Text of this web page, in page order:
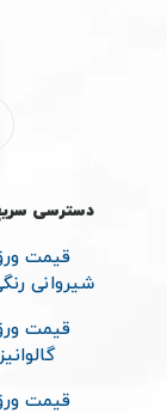
دسترسی
قیمت
شیروانی
قیمت
قیمت